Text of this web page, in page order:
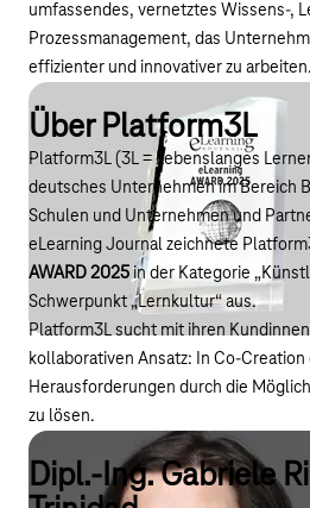
umfassendes, vernetztes Wissens-,
Prozessmanagement, das
effizienter und innovativer zu arbeiten.
Über Platform3L
Platform3L (3L = Lebenslanges
deutsches Unternehmen im Bereich
Schulen und Unternehmen und
eLearning Journal zeichnete
AWARD 2025in der Kategorie
Schwerpunkt „Lernkultur“ aus.
Platform3L sucht mit ihren
kollaborativen Ansatz: In Co-
Herausforderungen durch die
zu lösen.
Dipl.-Ing. Gabriele